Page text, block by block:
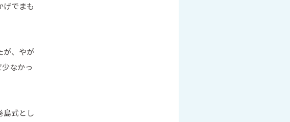
げでまも
が、やが
なかっ
島式とし